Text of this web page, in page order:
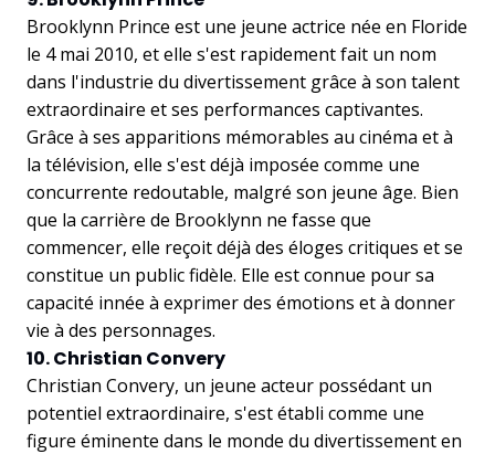
Brooklynn Prince est une jeune actrice née en Floride
le 4 mai 2010, et elle s'est rapidement fait un nom
dans l'industrie du divertissement grâce à son talent
extraordinaire et ses performances captivantes.
Grâce à ses apparitions mémorables au cinéma et à
la télévision, elle s'est déjà imposée comme une
concurrente redoutable, malgré son jeune âge. Bien
que la carrière de Brooklynn ne fasse que
commencer, elle reçoit déjà des éloges critiques et se
constitue un public fidèle. Elle est connue pour sa
capacité innée à exprimer des émotions et à donner
vie à des personnages.
10. Christian Convery
Christian Convery, un jeune acteur possédant un
potentiel extraordinaire, s'est établi comme une
figure éminente dans le monde du divertissement en